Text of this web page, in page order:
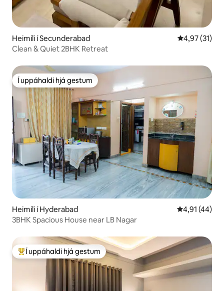
Heimili í Secunderabad 4,97 af 5 í
4,97 (31)
Clean & Quiet 2BHK Retreat
Í uppáhaldi hjá gestum
Í uppáhaldi hjá gestum
Heimili í Hyderabad 4,91 af 5 í
4,91 (44)
3BHK Spacious House near LB Nagar
Í mestu uppáhaldi hjá gestum
Í uppáhaldi hjá gestum